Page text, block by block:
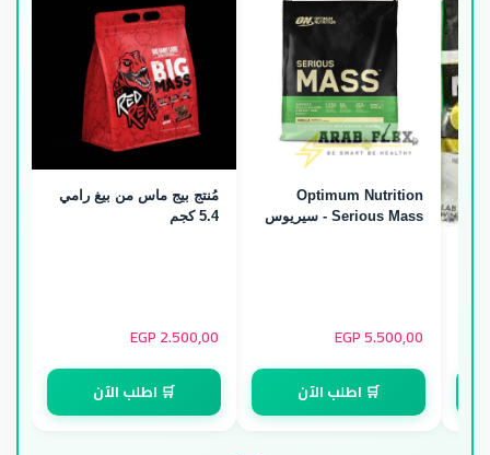
Optimum Nutrition
Serious Mass - سيريوس
5.500,00
EGP
🛒 اطلب الآن
مُنتج بيج ماس من بيغ رامي
5.4 كجم
2.500,00
EGP
🛒 اطلب الآن